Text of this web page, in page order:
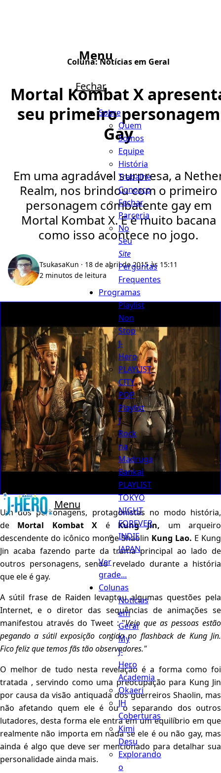
Menu
Menu
Fechar
Sobre
Quem
Somos
Equipe
História
Trabalhe
Conosco
Fechar
Parceria
No
Seu
Site
Perguntas
Frequentes
Programas
Playlist
Non
Stop
J-
Hero
PLAYLIST
CITY
POP
Playlist
J
Rock
na
Madruga
Bankai
PLAYLIST
TOKYO
NIGHT
FOREVER
INDIE
JAPAN
Ver
grade...
Colunas
Notícias
em
Geral
My
J-
Hero
Academia
Okaeri
JH
Coberturas
Kimi
Desu
Explorando
o
Coluna:Notícias em Geral
Mortal Kombat X
seu primeiro personagem
Gay
Em uma agradável surpresa, a
Realm, nos brindou com o primeiro
personagem combatente gay em
Mortal Kombat X. E é muito bacana
como isso acontece no jogo.
TsukasaKun · 18 de abril de 2015 às 15:11
2 minutos de leitura
Um dos personagens, protagonistas no modo história,
de Mortal Kombat X é Kung Jin, um arqueiro
descendente do icônico monge Shaolin Kung Lao. E Kung
Jin acaba fazendo parte da trama principal ao lado de
outros personagens, sendo revelado durante a história
que ele é gay.
A sútil frase de Raiden levantou algumas questões pela
Internet, e o diretor das sequências de animações se
manifestou através do Tweet : "Vejo que as pessoas estão
pegando a sútil exposição contida no flashback de Kung Jin.
Fico feliz que temos fãs tão observadores."
O melhor de tudo nesta revelação é a forma como foi
tratada , servindo como uma preocupação para Kung Jin
por causa da visão antiquada dos guerreiros Shaolin, mas
não afetando quem ele é ou o separando dos outros
lutadores, desta forma ele entra em um equilíbrio em que
realmente não importa em nada se ele é ou não gay, mas
ainda é algo que deve ser mencionado para detalhar sua
personalidade ainda mais.